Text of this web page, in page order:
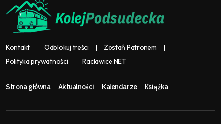
Kontakt Odblokuj treści
Zostań Patronem
Polityka prywatności
Raclawice.NET
Strona główna Aktualności Kalendarze Książka